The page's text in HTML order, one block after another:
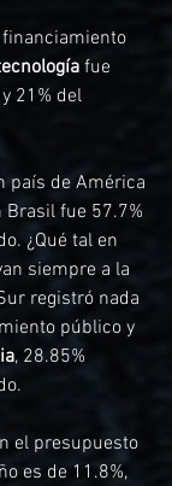
fue
21% del
país de América
Brasil fue 57.7%
¿Qué tal en
siempre a la
registró nada
público y
, 28.85%
el presupuesto
es de 11.8%,